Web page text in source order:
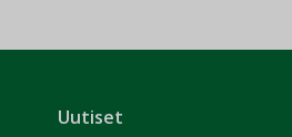
Uutiset